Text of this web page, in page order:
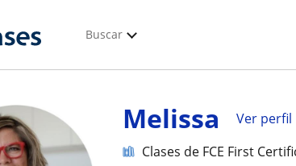
Buscar
Melissa
Ver perfil
Clases de FCE First